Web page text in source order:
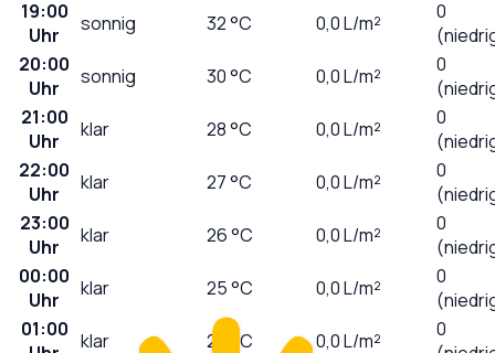
19:00
Uhr
sonnig 32°C 0,0L/m²
0
20:00
Uhr
sonnig 30°C 0,0L/m²
0
21:00
Uhr
klar 28°C 0,0L/m²
0
22:00
Uhr
klar 27°C 0,0L/m²
0
23:00
Uhr
klar 26°C 0,0L/m²
0
00:00
Uhr
klar 25°C 0,0L/m²
0
01:00 klar 25 °C 0,0L/m²
0